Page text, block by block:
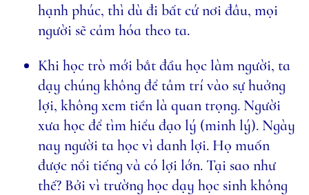
hạnh phúc, thì dù đi bất cứ nơi đâu, mọi
người sẽ cảm hóa theo ta.
Khi học trò mới bắt đầu học làm người, ta
dạy chúng không để tâm trí vào sự huởng
lợi, không xem tiền là quan trọng. Người
xưa học để tìm hiểu đạo lý (minh lý). Ngày
nay người ta học vì danh lợi. Họ muốn
được nổi tiếng và có lợi lớn. Tại sao như
thế? Bởi vì trường học dạy học sinh không